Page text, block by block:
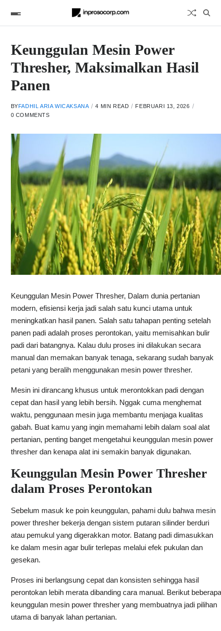
Keunggulan Mesin Power
Thresher, Maksimalkan Hasil
Panen
BYFADHIL ARIA WICAKSANA 4 MIN READ
FEBRUARI 13, 2026
0 COMMENTS
Keunggulan Mesin Power Thresher, Dalam dunia pertanian
modern, efisiensi kerja jadi salah satu kunci utama untuk
meningkatkan hasil panen. Salah satu tahapan penting setelah
panen padi adalah proses perontokan, yaitu memisahkan bulir
padi dari batangnya. Kalau dulu proses ini dilakukan secara
manual dan memakan banyak tenaga, sekarang sudah banyak
petani yang beralih menggunakan mesin power thresher.
Mesin ini dirancang khusus untuk merontokkan padi dengan
cepat dan hasil yang lebih bersih. Nggak cuma menghemat
waktu, penggunaan mesin juga membantu menjaga kualitas
gabah. Buat kamu yang ingin memahami lebih dalam soal alat
pertanian, penting banget mengetahui keunggulan mesin power
thresher dan kenapa alat ini semakin banyak digunakan.
Keunggulan Mesin Power Thresher
dalam Proses Perontokan
Sebelum masuk ke poin keunggulan, pahami dulu bahwa mesin
power thresher bekerja dengan sistem putaran silinder berduri
atau pemukul yang digerakkan motor. Batang padi dimasukkan
ke dalam mesin agar bulir terlepas melalui efek pukulan dan
gesekan.
Proses ini berlangsung cepat dan konsisten sehingga hasil
perontokan lebih merata dibanding cara manual. Berikut beberapa
keunggulan mesin power thresher yang membuatnya jadi pilihan
utama di banyak lahan pertanian.